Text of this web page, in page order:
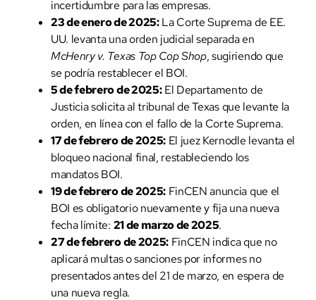
incertidumbre para las empresas.
23 de enero de 2025:La Corte Suprema de EE.
UU. levanta una orden judicial separada en
McHenry v. Texas Top Cop Shop, sugiriendo que
se podría restablecer el BOI.
5 de febrero de 2025:El Departamento de
Justicia solicita al tribunal de Texas que levante la
orden, en línea con el fallo de la Corte Suprema.
17 de febrero de 2025:El juez Kernodle levanta el
bloqueo nacional final, restableciendo los
mandatos BOI.
19 de febrero de 2025:FinCEN anuncia que el
BOI es obligatorio nuevamente y fija una nueva
fecha límite: 21 de marzo de 2025.
27 de febrero de 2025:FinCEN indica que no
aplicará multas o sanciones por informes no
presentados antes del 21 de marzo, en espera de
una nueva regla.